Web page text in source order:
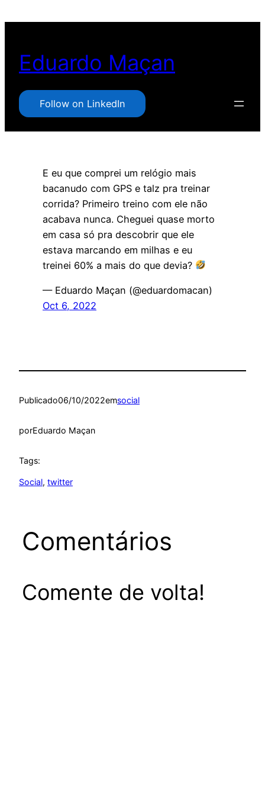
conteúdo
Eduardo Maçan
Follow on LinkedIn
E eu que comprei um relógio mais
bacanudo com GPS e talz pra treinar
corrida? Primeiro treino com ele não
acabava nunca. Cheguei quase morto
em casa só pra descobrir que ele
estava marcando em milhas e eu
treinei 60% a mais do que devia?
— Eduardo Maçan (@eduardomacan)
Oct 6, 2022
Publicado06/10/2022emsocial
porEduardo Maçan
Tags:
Social, twitter
Comentários
Comente de volta!